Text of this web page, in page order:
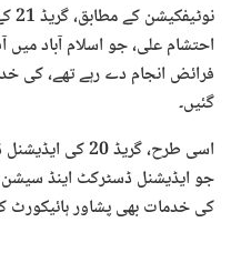
احتشام علی، جو اسلام آباد
فرائض انجام دے رہے تھے، کی
گئیں۔
اسی طرح، گریڈ
جو ایڈیشنل ڈسٹرکٹ اینڈ
کی خدمات بھی پشاور ہائیکورٹ